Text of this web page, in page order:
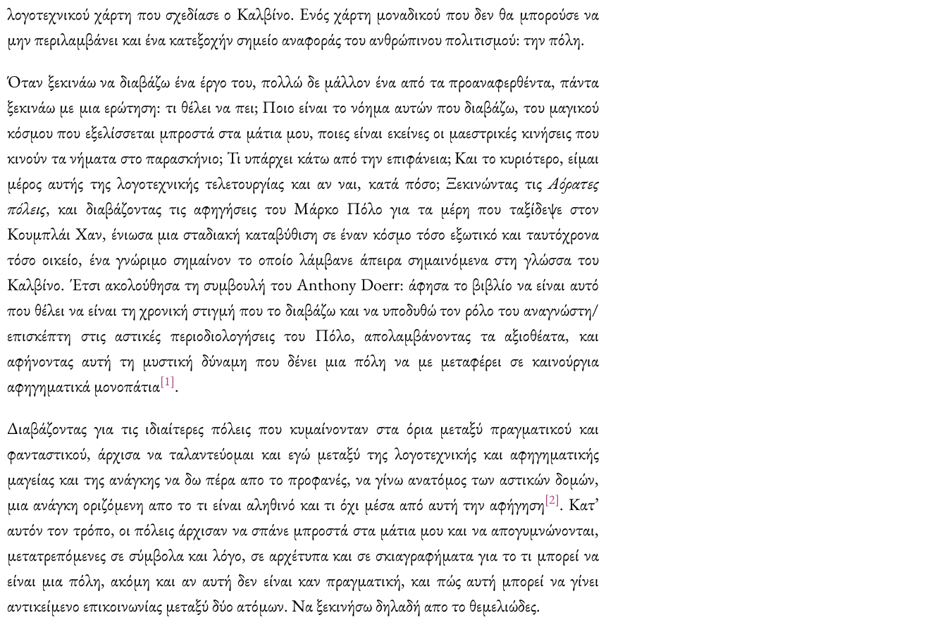
λογοτεχνικού χάρτη που σχεδίασε ο Καλβίνο. Ενός χάρτη μοναδικού που δεν θα μπορούσε να
μην περιλαμβάνει και ένα κατεξοχήν σημείο αναφοράς του ανθρώπινου πολιτισμού: την πόλη.
Όταν ξεκινάω να διαβάζω ένα έργο του, πολλώ δε μάλλον ένα από τα προαναφερθέντα, πάντα
ξεκινάω με μια ερώτηση: τι θέλει να πει; Ποιο είναι το νόημα αυτών που διαβάζω, του μαγικού
κόσμου που εξελίσσεται μπροστά στα μάτια μου, ποιες είναι εκείνες οι μαεστρικές κινήσεις που
κινούν τα νήματα στο παρασκήνιο; Τι υπάρχει κάτω από την επιφάνεια; Και το κυριότερο, είμαι
μέρος αυτής της λογοτεχνικής τελετουργίας και αν ναι, κατά πόσο; Ξεκινώντας τιςΑόρατες
πόλεις, και διαβάζοντας τις αφηγήσεις του Μάρκο Πόλο για τα μέρη που ταξίδεψε στον
Κουμπλάι Χαν, ένιωσα μια σταδιακή καταβύθιση σε έναν κόσμο τόσο εξωτικό και ταυτόχρονα
τόσο οικείο, ένα γνώριμο σημαίνον το οποίο λάμβανε άπειρα σημαινόμενα στη γλώσσα του
Καλβίνο. Έτσι ακολούθησα τη συμβουλή του Anthony Doerr: άφησα το βιβλίο να είναι αυτό
που θέλει να είναι τη χρονική στιγμή που το διαβάζω και να υποδυθώ τον ρόλο του αναγνώστη/
επισκέπτη στις αστικές περιοδιολογήσεις του Πόλο, απολαμβάνοντας τα αξιοθέατα, και
αφήνοντας αυτή τη μυστική δύναμη που δένει μια πόλη να με μεταφέρει σε καινούργια
αφηγηματικά μονοπάτια[1].
Διαβάζοντας για τις ιδιαίτερες πόλεις που κυμαίνονταν στα όρια μεταξύ πραγματικού και
φανταστικού, άρχισα να ταλαντεύομαι και εγώ μεταξύ της λογοτεχνικής και αφηγηματικής
μαγείας και της ανάγκης να δω πέρα απο το προφανές, να γίνω ανατόμος των αστικών δομών,
μια ανάγκη οριζόμενη απο το τι είναι αληθινό και τι όχι μέσα από αυτή την αφήγηση[2]. Κατ’
αυτόν τον τρόπο, οι πόλεις άρχισαν να σπάνε μπροστά στα μάτια μου και να απογυμνώνονται,
μετατρεπόμενες σε σύμβολα και λόγο, σε αρχέτυπα και σε σκιαγραφήματα για το τι μπορεί να
είναι μια πόλη, ακόμη και αν αυτή δεν είναι καν πραγματική, και πώς αυτή μπορεί να γίνει
αντικείμενο επικοινωνίας μεταξύ δύο ατόμων. Να ξεκινήσω δηλαδή απο το θεμελιώδες.